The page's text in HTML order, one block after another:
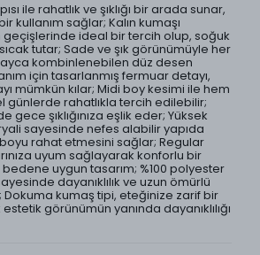
ile rahatlık ve şıklığı bir arada sunar,
kullanım sağlar; Kalın kumaşı
ideal bir tercih olup, soğuk
tutar; Sade ve şık görünümüyle her
kombinlenebilen düz desen
için tasarlanmış fermuar detayı,
mümkün kılar; Midi boy kesimi ile hem
günlerde rahatlıkla tercih edilebilir;
gece şıklığınıza eşlik eder; Yüksek
sayesinde nefes alabilir yapıda
rahat etmesini sağlar; Regular
uyum sağlayarak konforlu bir
uygun tasarım; %100 polyester
dayanıklılık ve uzun ömürlü
Dokuma kumaş tipi, eteğinize zarif bir
görünümün yanında dayanıklılığı